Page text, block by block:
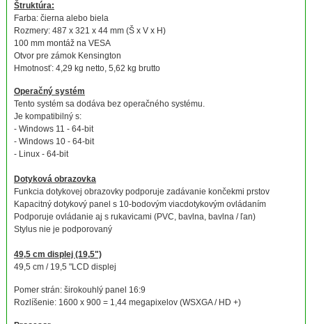
Štruktúra:
Farba: čierna alebo biela
Rozmery: 487 x 321 x 44 mm (Š x V x H)
100 mm montáž na VESA
Otvor pre zámok Kensington
Hmotnosť: 4,29 kg netto, 5,62 kg brutto
Operačný systém
Tento systém sa dodáva bez operačného systému.
Je kompatibilný s:
- Windows 11 - 64-bit
- Windows 10 - 64-bit
- Linux - 64-bit
Dotyková obrazovka
Funkcia dotykovej obrazovky podporuje zadávanie končekmi prstov
Kapacitný dotykový panel s 10-bodovým viacdotykovým ovládaním
Podporuje ovládanie aj s rukavicami (PVC, bavlna, bavlna / ľan)
Stylus nie je podporovaný
49,5 cm displej (19,5")
49,5 cm / 19,5 "LCD displej
Pomer strán: širokouhlý panel 16:9
Rozlíšenie: 1600 x 900 = 1,44 megapixelov (WSXGA / HD +)